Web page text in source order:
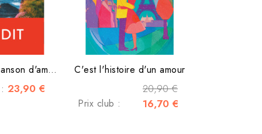
La dernière chanson d'amour
23,90 €
C'est l'histoire d'un amour
20,90 €
Prix club : 16,70 €